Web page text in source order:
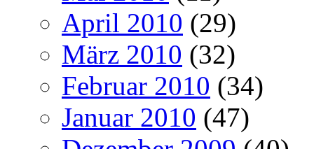
April 2010 (29)
März 2010 (32)
Februar 2010 (34)
Januar 2010 (47)